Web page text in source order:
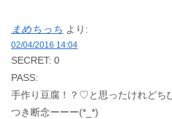
まめちっち より:
02/04/2016 14:04
SECRET: 0
PASS:
手作り豆腐！？♡と思ったけれどち
つき断念ーーー(*_*)